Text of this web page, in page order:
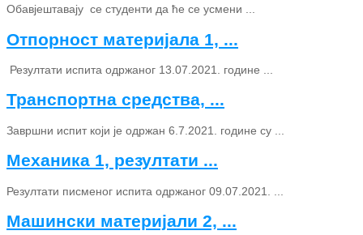
Обавјештавају се студенти да ће се усмени ...
Отпорност материјала 1, ...
Резултати испита одржаног 13.07.2021. године ...
Транспортна средства, ...
Завршни испит који је одржан 6.7.2021. године су ...
Механика 1, резултати ...
Резултати писменог испита одржаног 09.07.2021. ...
Машински материјали 2, ...